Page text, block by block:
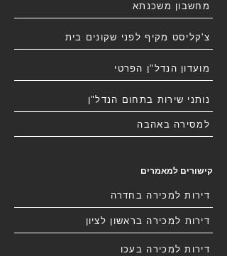
מחשבון משכנתא
צ'קליסט מקיף לפני שקונים בית
מועדון הנדל"ן הפרטי
נותני שירות בתחום הנדל"ן
למסירה באהבה
קישורים למאמרים
דירות למכירה בחדרה
דירות למכירה בראשון לציון
דירות למכירה בעכו